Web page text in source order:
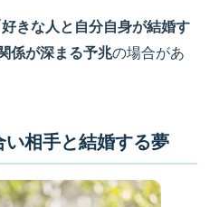
きな人と自分自身が結婚す
係が深まる予兆の場合があ
い相手と結婚する夢